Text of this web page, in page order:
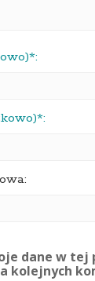
dane w tej
kolejnych